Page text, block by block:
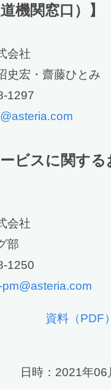
機関窓口）】
会社
史宏・齋藤ひとみ
1297
ービスに関す
会社
部
1250
pm@asteria.com
資料（PDF
日時：2021年